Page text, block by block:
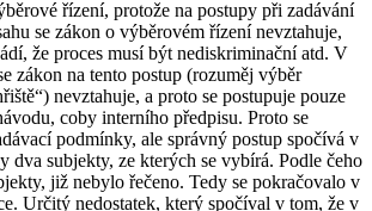
řízení, protože na postupy při zadávání
se zákon o výběrovém řízení nevztahuje,
že proces musí být nediskriminační atd. V
zákon na tento postup (rozuměj výběr
nevztahuje, a proto se postupuje pouze
coby interního předpisu. Proto se
podmínky, ale správný postup spočívá v
dva subjekty, ze kterých se vybírá. Podle čeho
již nebylo řečeno. Tedy se pokračovalo v
Určitý nedostatek, který spočíval v tom, že v